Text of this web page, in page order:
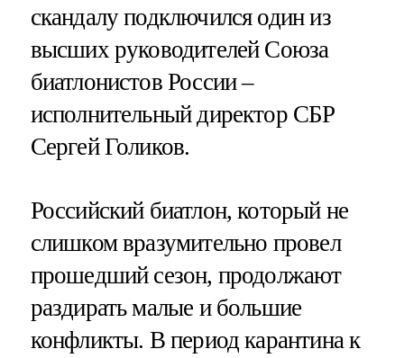
скандалу подключился один из
высших руководителей Союза
биатлонистов России –
исполнительный директор СБР
Сергей Голиков.
Российский биатлон, который не
слишком вразумительно провел
прошедший сезон, продолжают
раздирать малые и большие
конфликты. В период карантина к